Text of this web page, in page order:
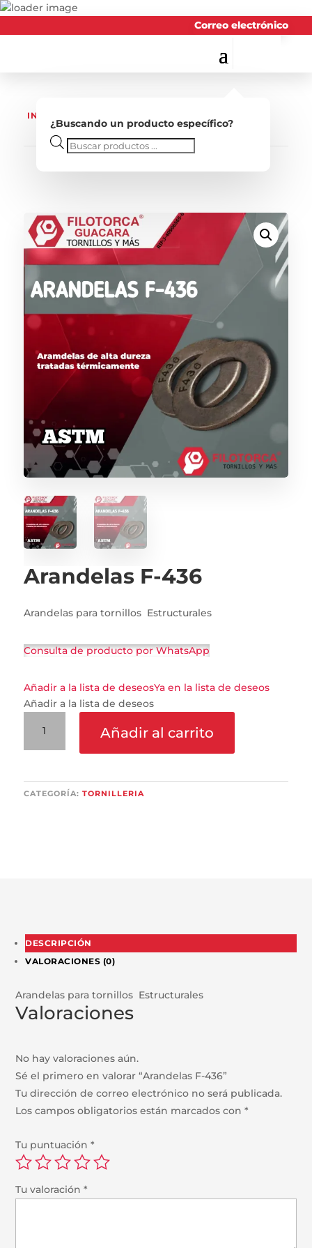
Correo electrónico
¿Buscando un producto específico?
Búsqueda
productos
INICIO
Arandelas F-436
Arandelas para tornillos Estructurales
Consulta de producto por WhatsApp
Añadir a la lista de deseosYa en la lista de deseos
Añadir a la lista de deseos
436
Añadir al carrito
CATEGORÍA: TORNILLERIA
DESCRIPCIÓN
VALORACIONES (0)
Arandelas para tornillos Estructurales
Valoraciones
No hay valoraciones aún.
Sé el primero en valorar “Arandelas F-436”
Tu dirección de correo electrónico no será publicada.
Los campos obligatorios están marcados con*
Tu puntuación*
Tu valoración*